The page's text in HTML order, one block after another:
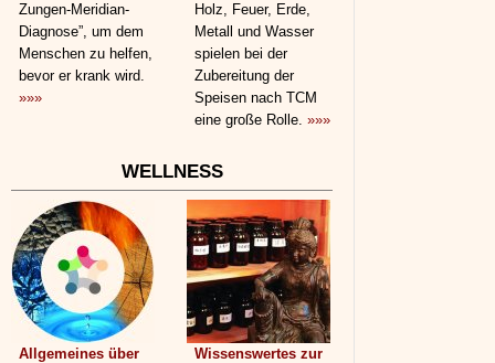
Zungen-Meridian-
Diagnose”, um dem
Menschen zu helfen,
bevor er krank wird.
»»»
Holz, Feuer, Erde,
Metall und Wasser
spielen bei der
Zubereitung der
Speisen nach TCM
eine große Rolle. »»»
WELLNESS
Allgemeines über
Wissenswertes zur